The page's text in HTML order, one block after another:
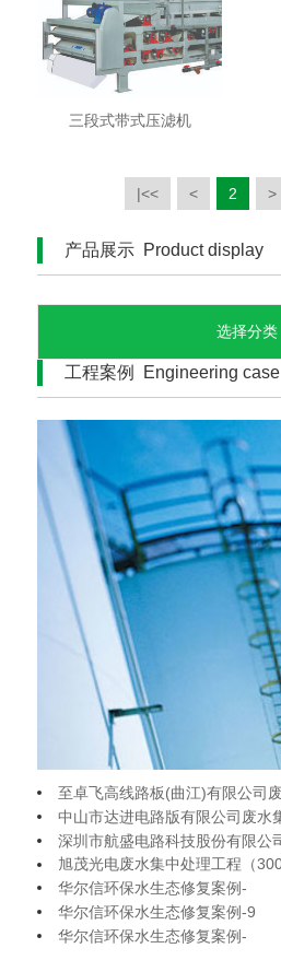
三段式带式压滤机
|<< < 2 >
产品展示 Product display
选择分类
工程案例 Engineering case
华尔信环保水生态修复案例-
华尔信环保水生态修复案例-9
华尔信环保水生态修复案例-